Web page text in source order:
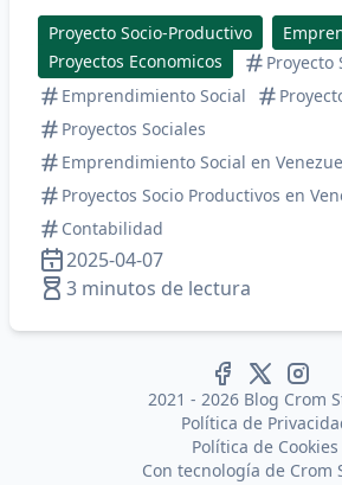
Proyecto Socio-Productivo
Proyectos Economicos
Proyecto
Emprendimiento Social
Proyectos Sociales
Emprendimiento Social en
Proyectos Socio Productivos en
Contabilidad
2025-04-07
3 minutos de lectura
2021 - 2026 Blog Crom
Política de
Política de Cookies
Con tecnología de Crom